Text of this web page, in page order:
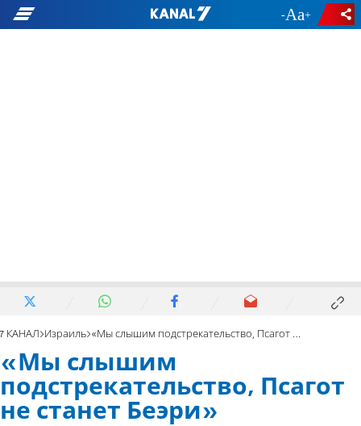
- +
7 КАНАЛ Израиль «Мы слышим подстрекательство, Псагот не станет Беэри»
«Мы слышим
подстрекательство, Псагот
не станет Беэри»